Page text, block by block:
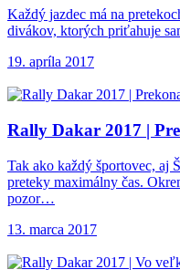
Každý jazdec má na
divákov, ktorých priťahuje
19. apríla 2017
Rally Dakar 2017 |
Tak ako každý športovec, aj
preteky maximálny čas.
pozor…
13. marca 2017